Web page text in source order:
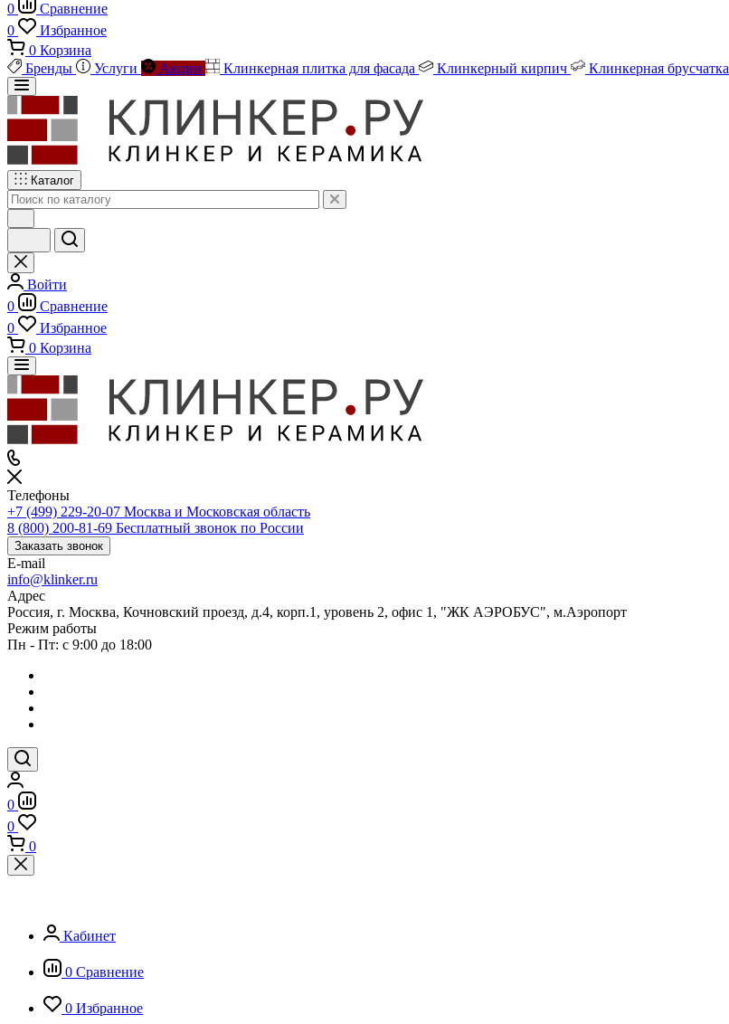
0
Сравнение
0
Избранное
0 Корзина
Бренды
Услуги Акции Клинкерная плитка для фасада Клинкерный кирпич Клинкерная брусчатка
Каталог
Войти
0
Сравнение
0
Избранное
0 Корзина
Телефоны
+7 (499) 229-20-07 Москва и Московская область
8 (800) 200-81-69 Бесплатный звонок по России
Заказать звонок
E-mail
info@klinker.ru
Адрес
Россия, г. Москва, Кочновский проезд, д.4, корп.1, уровень 2, офис 1, "ЖК АЭРОБУС", м.Аэропорт
Режим работы
Пн - Пт: с 9:00 до 18:00
0
0
0
Кабинет
0 Сравнение
0 Избранное